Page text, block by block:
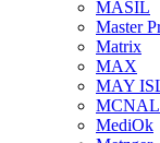
MASIL
Master
Matrix
MAX
MAY
MediOk